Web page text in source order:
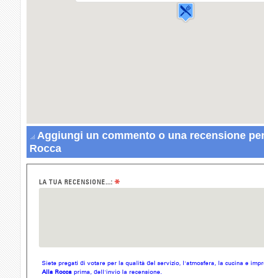
Aggiungi un commento o una recensione
Rocca
LA TUA RECENSIONE...: *
Siete pregati di votare per la qualità del servizio, l'atmosfera, la cucina e
Alla Rocca prima, dell'invio la recensione.